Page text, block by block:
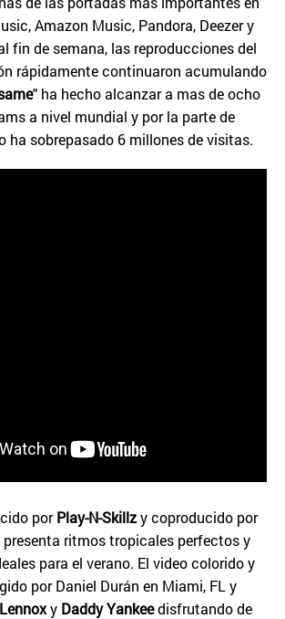
Amazon Music, Pandora, Deezer y
fin de semana, las reproducciones del
rápidamente continuaron acumulando
" ha hecho alcanzar a mas de ocho
a nivel mundial y por la parte de
ha sobrepasado 6 millones de visitas.
porPlay-N-Skillzy coproducido por
ritmos tropicales perfectos y
para el verano. El video colorido y
por Daniel Durán en Miami, FL y
y Daddy Yankeedisfrutando de